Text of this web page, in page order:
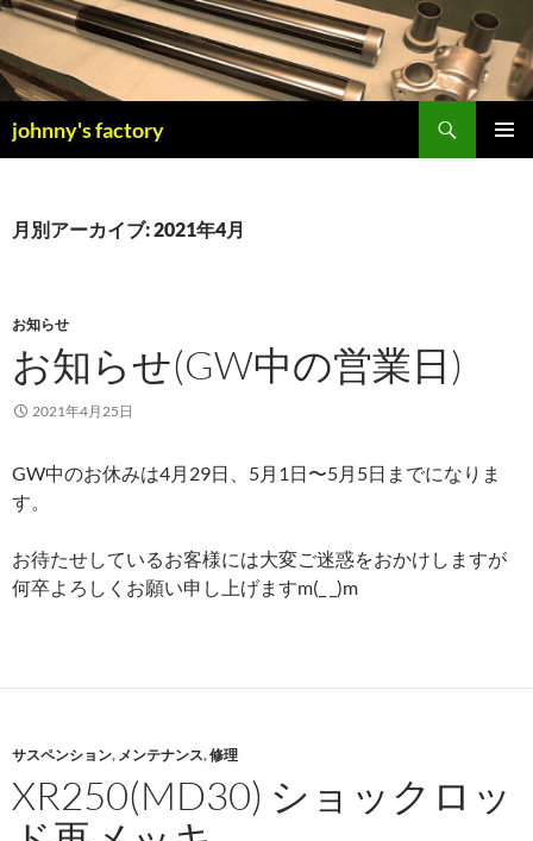
johnny's factory
索
ン
キ
ッ
プ
月別アーカイブ: 2021年4月
お知らせ
お知らせ(GW中の営業日)
2021年4月25日
GW中のお休みは4月29日、5月1日〜5月5日までになりま
す。
お待たせしているお客様には大変ご迷惑をおかけしますが
何卒よろしくお願い申し上げますm(_ _)m
サスペンション, メンテナンス,修理
XR250(MD30) ショックロッ